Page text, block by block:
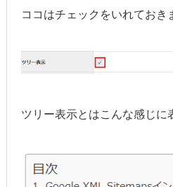
ココはチェックをいれておき
ツリー表示とはこんな感じに